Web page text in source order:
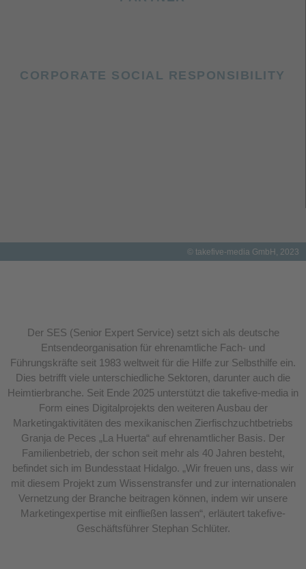
CORPORATE SOCIAL RESPONSIBILITY
© takefive-media GmbH, 2023
Der SES (Senior Expert Service) setzt sich als deutsche
Entsendeorganisation für ehrenamtliche Fach- und
Führungskräfte seit 1983 weltweit für die Hilfe zur Selbsthilfe ein.
Dies betrifft viele unterschiedliche Sektoren, darunter auch die
Heimtierbranche. Seit Ende 2025 unterstützt die takefive-media in
Form eines Digitalprojekts den weiteren Ausbau der
Marketingaktivitäten des mexikanischen Zierfischzuchtbetriebs
Granja de Peces „La Huerta“ auf ehrenamtlicher Basis. Der
Familienbetrieb, der schon seit mehr als 40 Jahren besteht,
befindet sich im Bundesstaat Hidalgo. „Wir freuen uns, dass wir
mit diesem Projekt zum Wissenstransfer und zur internationalen
Vernetzung der Branche beitragen können, indem wir unsere
Marketingexpertise mit einfließen lassen“, erläutert takefive-
Geschäftsführer Stephan Schlüter.